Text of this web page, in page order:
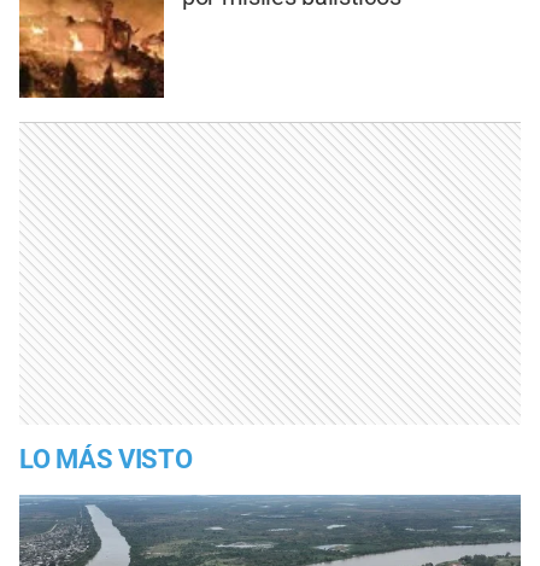
LO MÁS VISTO